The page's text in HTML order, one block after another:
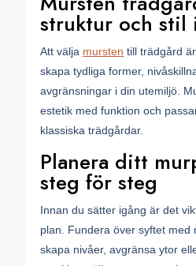
struktur och stil
Att välja mursten till trädgård
skapa tydliga former,
avgränsningar i din utemiljö.
estetik med funktion och
klassiska trädgårdar.
Planera ditt
steg för steg
Innan du sätter igång är det
plan. Fundera över syftet med
skapa nivåer, avgränsa ytor